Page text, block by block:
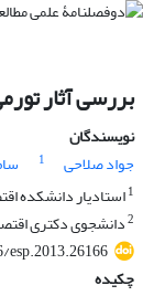
بررسی آثار
نویسندگان
جواد صلاحی
1
1استادیار دانشکده
2دانشجوی دکتری
esp.2013.26166
چکیده